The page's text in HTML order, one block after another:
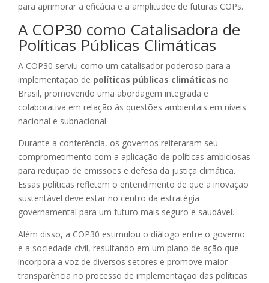
para aprimorar a eficácia e a amplitudee de futuras COPs.
A COP30 como Catalisadora de
Políticas Públicas Climáticas
A COP30 serviu como um catalisador poderoso para a
implementação de políticas públicas climáticas no
Brasil, promovendo uma abordagem integrada e
colaborativa em relação às questões ambientais em níveis
nacional e subnacional.
Durante a conferência, os governos reiteraram seu
comprometimento com a aplicação de políticas ambiciosas
para redução de emissões e defesa da justiça climática.
Essas políticas refletem o entendimento de que a inovação
sustentável deve estar no centro da estratégia
governamental para um futuro mais seguro e saudável.
Além disso, a COP30 estimulou o diálogo entre o governo
e a sociedade civil, resultando em um plano de ação que
incorpora a voz de diversos setores e promove maior
transparência no processo de implementação das políticas